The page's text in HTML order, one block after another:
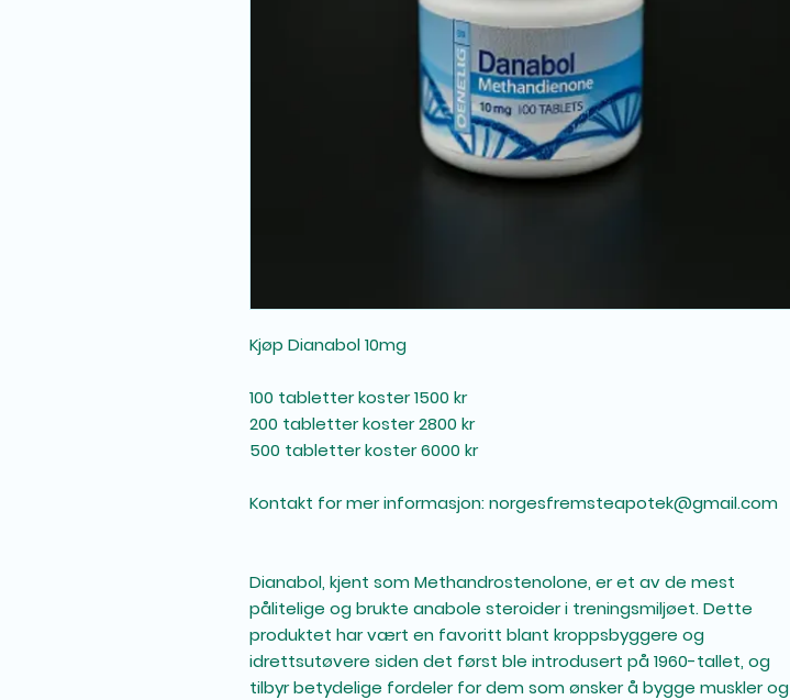
Kjøp Dianabol 10mg
100 tabletter koster 1500 kr
200 tabletter koster 2800 kr
500 tabletter koster 6000 kr
Kontakt for mer informasjon:norgesfremsteapotek@gmail.com
Dianabol, kjent som Methandrostenolone, er et av de mest
pålitelige og brukte anabole steroider i treningsmiljøet. Dette
produktet har vært en favoritt blant kroppsbyggere og
idrettsutøvere siden det først ble introdusert på 1960-tallet, og
tilbyr betydelige fordeler for dem som ønsker å bygge muskler og